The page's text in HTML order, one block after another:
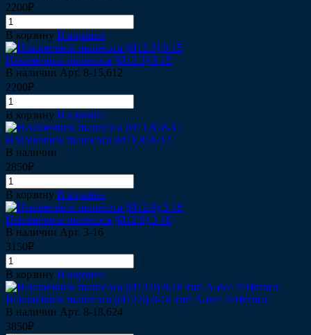
2200₽
В корзину В корзине
Наконечник пылесоса (Ø12.3) 8-15
В наличии Арт. 8-15,612
2200₽
В корзину В корзине
Наконечник пылесоса (Ø11,8) 8-12
В наличии
2850₽
В корзину В корзине
Наконечник пылесоса (Ø12.9) 3-16
В наличии Арт. 3-16
3150₽
В корзину В корзине
Наконечник пылесоса (Ø12.9) 8-18 тип A-dec Performer
В наличии Арт. 8-18,624
3850₽